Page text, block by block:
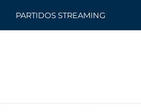
PARTIDOS STREAMING